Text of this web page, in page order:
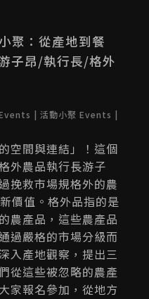
聚：從產地到餐
子昂/執行長/格外
| 活動小聚 Events |
空間與連結」！這個
外農品執行長游子
挽救市場規格外的農
價值。格外品指的是
農產品，這些農產品
過嚴格的市場分級而
入產地觀察，提出三
從這些被忽略的農產
家報名參加，從地方